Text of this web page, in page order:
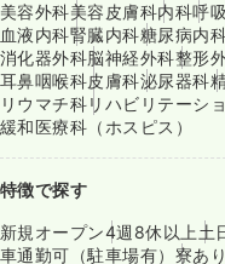
美容外科美容皮膚科内科呼
血液内科腎臓内科糖尿病内
消化器外科脳神経外科整形
耳鼻咽喉科皮膚科泌尿器科
リウマチ科リハビリテーシ
緩和医療科（ホスピス）
特徴で探す
新規オープン4週8休以上 土
車通勤可（駐車場有） 寮あ